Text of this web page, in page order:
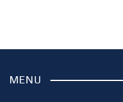
MENU